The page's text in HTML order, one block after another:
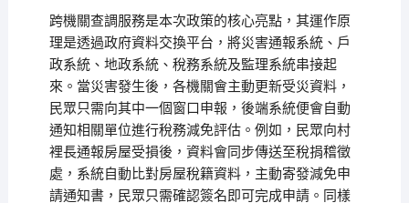
跨機關查調服務是本次政策的核心亮點，其運作原
理是透過政府資料交換平台，將災害通報系統、戶
政系統、地政系統、稅務系統及監理系統串接起
來。當災害發生後，各機關會主動更新受災資料，
民眾只需向其中一個窗口申報，後端系統便會自動
通知相關單位進行稅務減免評估。例如，民眾向村
裡長通報房屋受損後，資料會同步傳送至稅捐稽徵
處，系統自動比對房屋稅籍資料，主動寄發減免申
請通知書，民眾只需確認簽名即可完成申請。同樣